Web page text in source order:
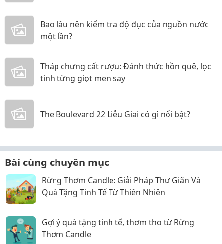
Bao lâu nên kiểm tra độ đục của nguồn nước
một lần?
Tháp chưng cất rượu: Đánh thức hồn quê, lọc
tinh từng giọt men say
The Boulevard 22 Liễu Giai có gì nổi bật?
Bài cùng chuyên mục
Rừng Thơm Candle: Giải Pháp Thư Giãn Và
Quà Tặng Tinh Tế Từ Thiên Nhiên
Gợi ý quà tặng tinh tế, thơm tho từ Rừng
Thơm Candle